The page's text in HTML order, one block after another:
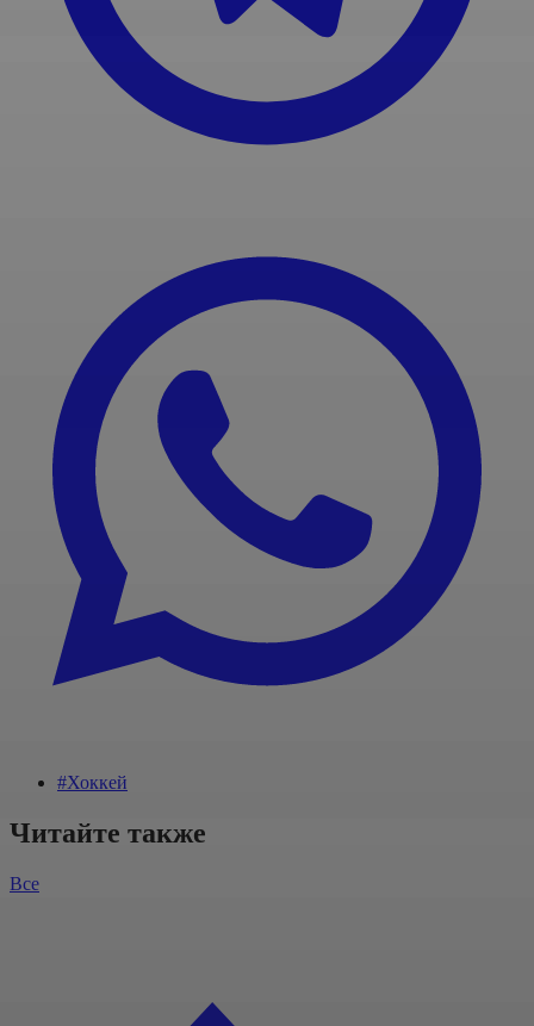
#Хоккей
Читайте также
Все